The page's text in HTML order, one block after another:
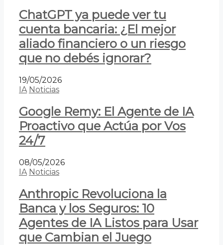
ChatGPT ya puede ver tu
cuenta bancaria: ¿El mejor
aliado financiero o un riesgo
que no debés ignorar?
19/05/2026
IA Noticias
Google Remy: El Agente de IA
Proactivo que Actúa por Vos
24/7
08/05/2026
IA Noticias
Anthropic Revoluciona la
Banca y los Seguros: 10
Agentes de IA Listos para Usar
que Cambian el Juego